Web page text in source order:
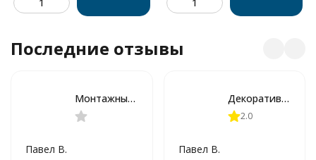
Последние отзывы
Монтажный комплект INTER для установки безрамочного светильника в натяжной потолок из ПВХ Arte Lamp INTER A300105
Павел В.
Декоративная рамка для безрамочного светильника Arte Lamp INTER A3010PL-1WH
2.0
Павел В.